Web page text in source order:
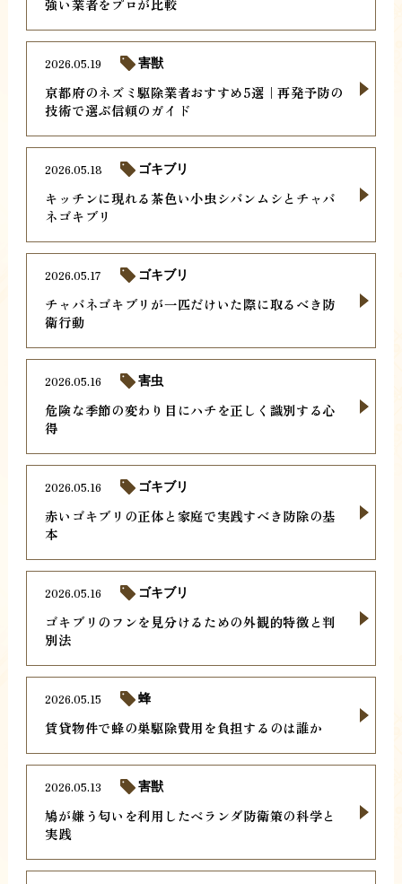
強い業者をプロが比較
京都府のネズミ駆除業者おすすめ5選｜再発予防の
技術で選ぶ信頼のガイド
2026.05.19 害獣
キッチンに現れる茶色い小虫シバンムシとチャバ
ネゴキブリ
2026.05.18 ゴキブリ
チャバネゴキブリが一匹だけいた際に取るべき防
衛行動
2026.05.17 ゴキブリ
危険な季節の変わり目にハチを正しく識別する心
得
2026.05.16 害虫
赤いゴキブリの正体と家庭で実践すべき防除の基
本
2026.05.16 ゴキブリ
ゴキブリのフンを見分けるための外観的特徴と判
別法
2026.05.16 ゴキブリ
賃貸物件で蜂の巣駆除費用を負担するのは誰か
2026.05.15 蜂
鳩が嫌う匂いを利用したベランダ防衛策の科学と
実践
2026.05.13 害獣